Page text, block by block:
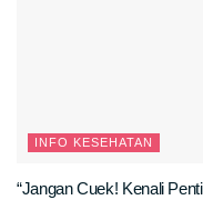
INFO KESEHATAN
“Jangan Cuek! Kenali